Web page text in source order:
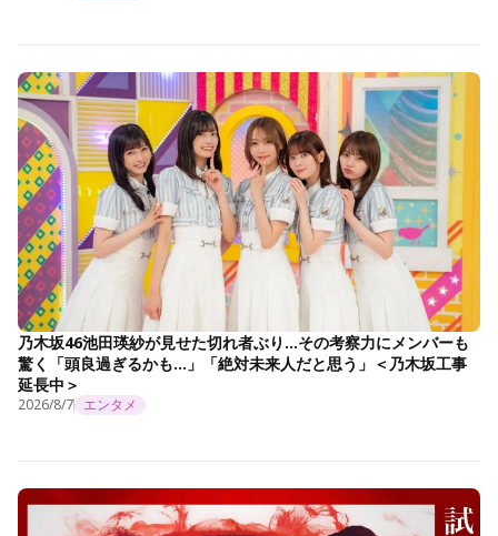
乃木坂46池田瑛紗が見せた切れ者ぶり…その考察力にメンバーも
驚く「頭良過ぎるかも…」「絶対未来人だと思う」＜乃木坂工事
延長中＞
2026/8/7 エンタメ